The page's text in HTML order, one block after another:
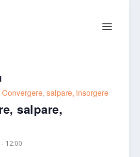
Convergere, salpare, insorgere
salpare,
- 12:00